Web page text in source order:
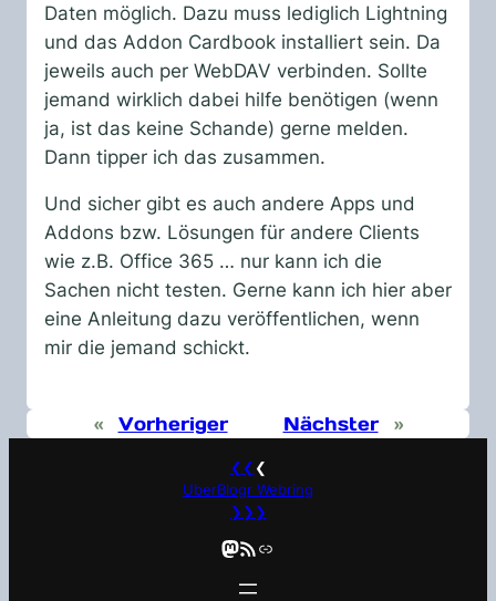
Daten möglich. Dazu muss lediglich Lightning
und das Addon Cardbook installiert sein. Da
jeweils auch per WebDAV verbinden. Sollte
jemand wirklich dabei hilfe benötigen (wenn
ja, ist das keine Schande) gerne melden.
Dann tipper ich das zusammen.
Und sicher gibt es auch andere Apps und
Addons bzw. Lösungen für andere Clients
wie z.B. Office 365 … nur kann ich die
Sachen nicht testen. Gerne kann ich hier aber
eine Anleitung dazu veröffentlichen, wenn
mir die jemand schickt.
« Vorheriger Nächster »
❮❮ ❮
UberBlogr Webring
❯❯❯
Mastodon RSS-Feed Link